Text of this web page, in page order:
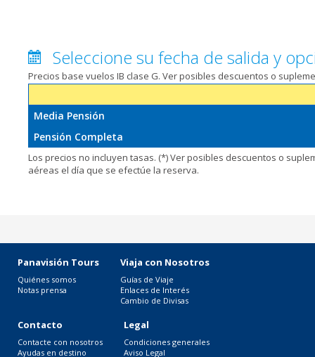
Seleccione su fecha de salida y
Precios base vuelos IB clase G. Ver posibles descuentos o
Media Pensión
Pensión Completa
Los precios no incluyen tasas. (*) Ver posibles descuentos o
aéreas el día que se efectúe la reserva.
Panavisión Tours
Quiénes somos
Notas prensa
Viaja con Nosotros
Guías de Viaje
Enlaces de Interés
Cambio de Divisas
Contacto
Contacte con nosotros
Ayudas en destino
Legal
Condiciones generales
Aviso Legal